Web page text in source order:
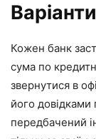
Кожен банк
сума по
звернутися в
його
передбачений